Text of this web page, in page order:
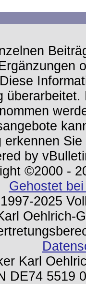
erkennen
by
©2000 -
Gehostet
2025
Oehlrich-
Karl
DE74 5519